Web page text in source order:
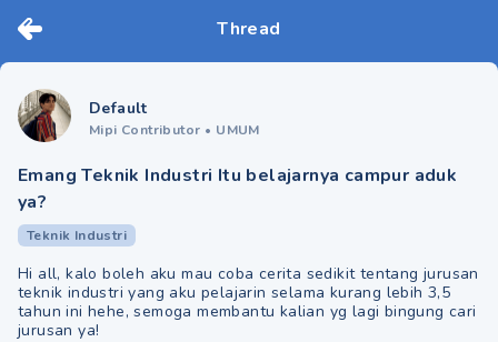
Thread
Default
Mipi Contributor • UMUM
Emang Teknik Industri Itu belajarnya campur aduk
ya?
Teknik Industri
Hi all, kalo boleh aku mau coba cerita sedikit tentang jurusan
teknik industri yang aku pelajarin selama kurang lebih 3,5
tahun ini hehe, semoga membantu kalian yg lagi bingung cari
jurusan ya!